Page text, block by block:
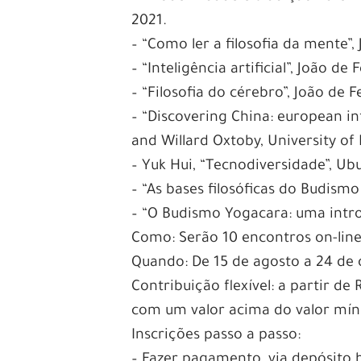
2021.
– “Como ler a filosofia da
– “Inteligência artificial”, João de
– “Filosofia do cérebro”, João de
– “Discovering China: european
and Willard Oxtoby, University of
– Yuk Hui, “Tecnodiversidade”,
– “As bases filosóficas do
– “O Budismo Yogacara: uma
Como: Serão 10 encontros on-
Quando: De 15 de agosto a 24
Contribuição flexível: a partir de
com um valor acima do valor
Inscrições passo a passo: